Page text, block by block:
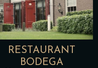
RESTAURANT
BODEGA